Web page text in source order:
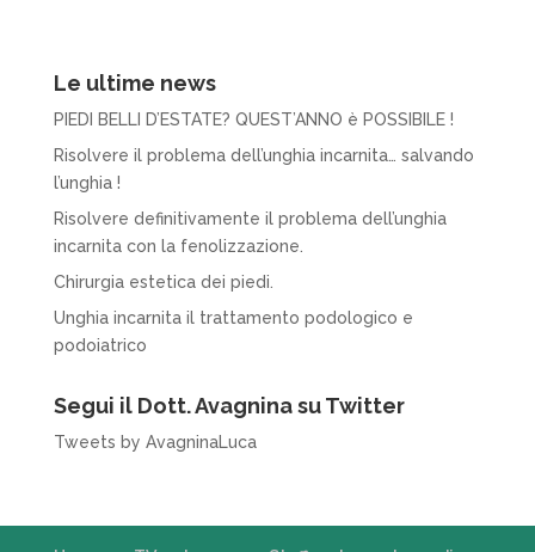
Le ultime news
PIEDI BELLI D’ESTATE? QUEST’ANNO è POSSIBILE !
Risolvere il problema dell’unghia incarnita… salvando
l’unghia !
Risolvere definitivamente il problema dell’unghia
incarnita con la fenolizzazione.
Chirurgia estetica dei piedi.
Unghia incarnita il trattamento podologico e
podoiatrico
Segui il Dott. Avagnina su Twitter
Tweets by AvagninaLuca